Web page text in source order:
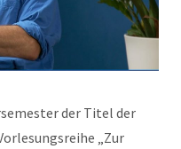
der Titel der
„Zur